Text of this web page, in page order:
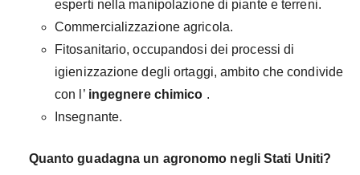
esperti nella manipolazione di piante e terreni.
Commercializzazione agricola.
Fitosanitario, occupandosi dei processi di
igienizzazione degli ortaggi, ambito che condivide
con l’ ingegnere chimico .
Insegnante.
Quanto guadagna un agronomo negli Stati Uniti?